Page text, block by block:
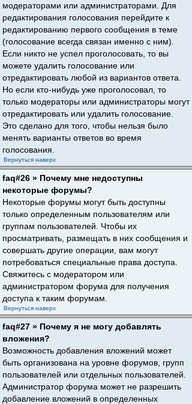
модераторами или администраторами. Для
редактирования голосования перейдите к
редактированию первого сообщения в теме
(голосование всегда связан именно с ним).
Если никто не успел проголосовать, то вы
можете удалить голосование или
отредактировать любой из вариантов ответа.
Но если кто-нибудь уже проголосовал, то
только модераторы или администраторы могут
отредактировать или удалить голосование.
Это сделано для того, чтобы нельзя было
менять варианты ответов во время
голосования.
Вернуться наверх
faq#26 » Почему мне недоступны
некоторые форумы?
Некоторые форумы могут быть доступны
только определенным пользователям или
группам пользователей. Чтобы их
просматривать, размещать в них сообщения и
совершать другие операции, вам могут
потребоваться специальные права доступа.
Свяжитесь с модератором или
администратором форума для получения
доступа к таким форумам.
Вернуться наверх
faq#27 » Почему я не могу добавлять
вложения?
Возможность добавления вложений может
быть организована на уровне форумов, групп
пользователей или отдельных пользователей.
Администратор форума может не разрешить
добавление вложений в определенных